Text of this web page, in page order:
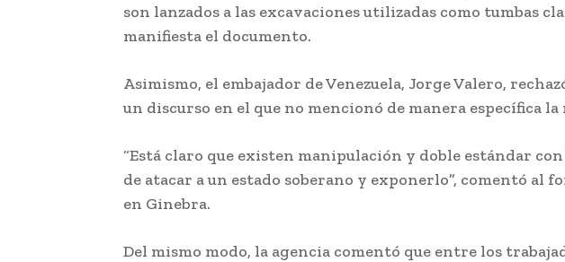
son lanzados a las excavaciones utilizadas como tumbas
manifiesta el documento.
Asimismo, el embajador de Venezuela, Jorge Valero,
un discurso en el que no mencionó de manera específica
“Está claro que existen manipulación y doble estándar
de atacar a un estado soberano y exponerlo”, comentó al
en Ginebra.
Del mismo modo, la agencia comentó que entre los